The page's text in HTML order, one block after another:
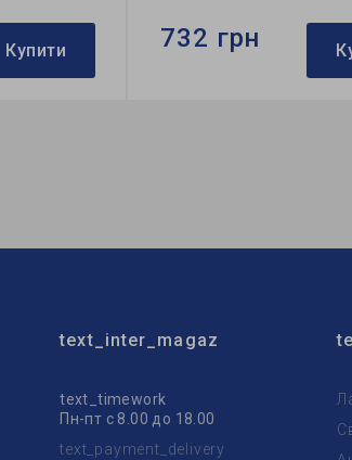
Купити 732 грн
text_inter_magaz
text_timework
Пн-пт с 8.00 до 18.00
text_payment_delivery